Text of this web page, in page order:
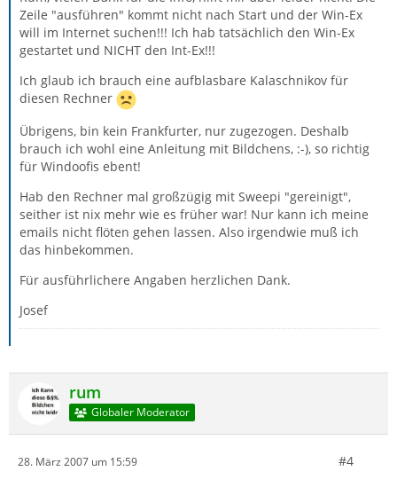
Zeile "ausführen" kommt nicht nach Start und der Win-Ex
will im Internet suchen!!! Ich hab tatsächlich den Win-Ex
gestartet und NICHT den Int-Ex!!!
Ich glaub ich brauch eine aufblasbare Kalaschnikov für
diesen Rechner
Übrigens, bin kein Frankfurter, nur zugezogen. Deshalb
brauch ich wohl eine Anleitung mit Bildchens, :-), so richtig
für Windoofis ebent!
Hab den Rechner mal großzügig mit Sweepi "gereinigt",
seither ist nix mehr wie es früher war! Nur kann ich meine
emails nicht flöten gehen lassen. Also irgendwie muß ich
das hinbekommen.
Für ausführlichere Angaben herzlichen Dank.
Josef
rum
Globaler Moderator
28. März 2007 um 15:59 #4